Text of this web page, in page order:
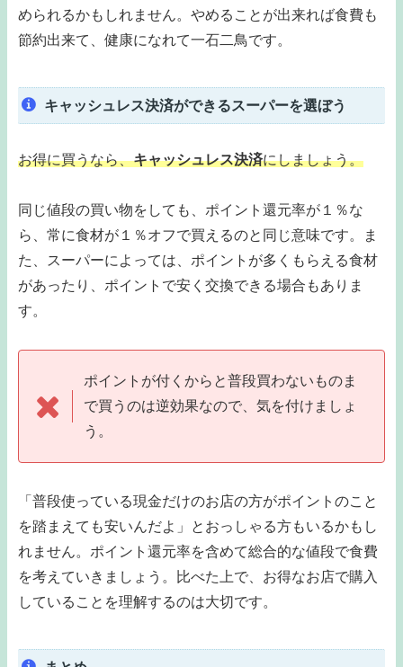
められるかもしれません。やめることが出来れば食費も
節約出来て、健康になれて一石二鳥です。
キャッシュレス決済ができるスーパーを選ぼう
お得に買うなら、キャッシュレス決済にしましょう。
同じ値段の買い物をしても、ポイント還元率が１％な
ら、常に食材が１％オフで買えるのと同じ意味です。ま
た、スーパーによっては、ポイントが多くもらえる食材
があったり、ポイントで安く交換できる場合もありま
す。
ポイントが付くからと普段買わないものま
で買うのは逆効果なので、気を付けましょ
う。
「普段使っている現金だけのお店の方がポイントのこと
を踏まえても安いんだよ」とおっしゃる方もいるかもし
れません。ポイント還元率を含めて総合的な値段で食費
を考えていきましょう。比べた上で、お得なお店で購入
していることを理解するのは大切です。